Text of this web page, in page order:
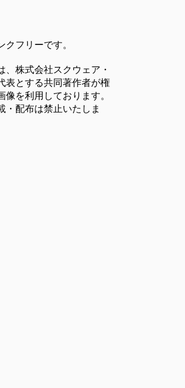
フリーです。
、株式会社スクウェア・
表とする共同著作者が権
像を利用しております。
・配布は禁止いたしま